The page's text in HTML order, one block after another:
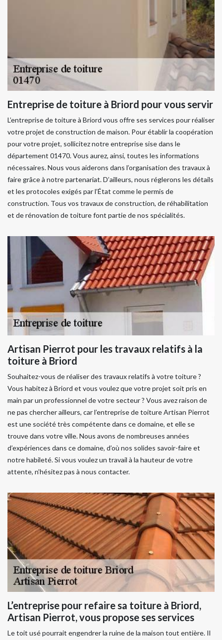
Entreprise de toiture à Briord pour vous servir
L’entreprise de toiture à Briord vous offre ses services pour réaliser
votre projet de construction de maison. Pour établir la coopération
pour votre projet, sollicitez notre entreprise sise dans le
département 01470. Vous aurez, ainsi, toutes les informations
nécessaires. Nous vous aiderons dans l’organisation des travaux à
faire grâce à notre partenariat. D’ailleurs, nous réglerons les détails
et les protocoles exigés par l’État comme le permis de
construction. Tous vos travaux de construction, de réhabilitation
et de rénovation de toiture font partie de nos spécialités.
Artisan Pierrot pour les travaux relatifs à la
toiture à Briord
Souhaitez-vous de réaliser des travaux relatifs à votre toiture ?
Vous habitez à Briord et vous voulez que votre projet soit pris en
main par un professionnel de votre secteur ? Vous avez raison de
ne pas chercher ailleurs, car l’entreprise de toiture Artisan Pierrot
est une société très compétente dans ce domaine, et elle se
trouve dans votre ville. Nous avons de nombreuses années
d’expériences dans ce domaine, d’où nos solides savoir-faire et
notre habileté. Si vous voulez un travail à la hauteur de votre
attente, n’hésitez pas à nous contacter.
L’entreprise pour refaire sa toiture à Briord,
Artisan Pierrot, vous propose ses services
Le toit usé pourrait engendrer la ruine de la maison tout entière. Il